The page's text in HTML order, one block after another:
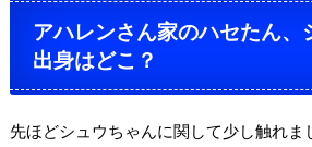
アハレンさん家のハセたん、
出身はどこ？
先ほどシュウちゃんに関して少し触れま